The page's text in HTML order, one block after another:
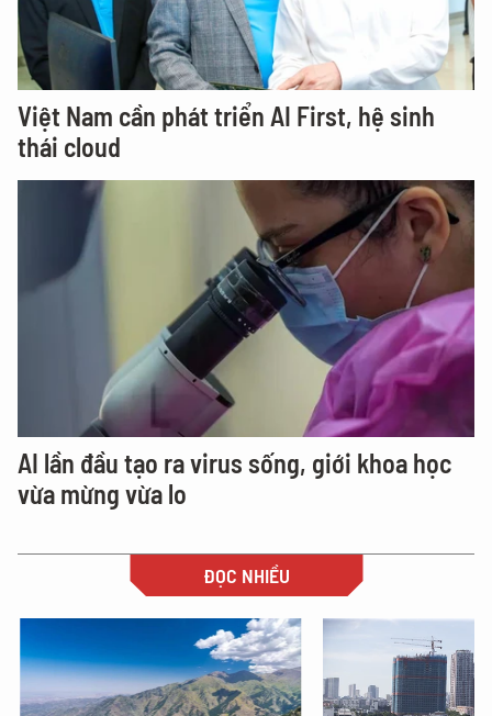
Việt Nam cần phát triển AI First, hệ sinh
thái cloud
AI lần đầu tạo ra virus sống, giới khoa học
vừa mừng vừa lo
ĐỌC NHIỀU